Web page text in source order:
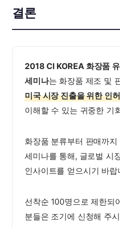
결론
2018 CI KOREA 화장품
세미나는 화장품 제조 및
미국 시장 진출을 위한 인
이해할 수 있는 귀중한 기
화장품 분류부터 판매까
세미나를 통해, 글로벌 시
인사이트를 얻으시기 바랍
선착순 100명으로 제한되
분들은 조기에 신청해 주